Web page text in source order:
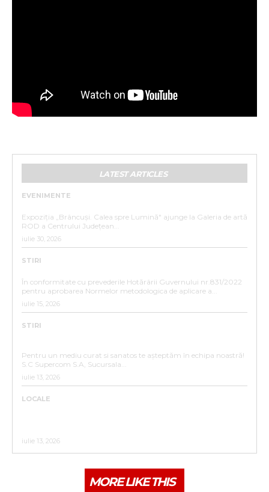
LATEST ARTICLES
EVENIMENTE
Expoziția „Brâncuși. Calea spre Lumină" ajunge la Galeria de artă
ROD a Centrului Județean...
iulie 30, 2026
STIRI
În conformitate cu prevederile Hotărârii Guvernului nr.831/2022
pentru aprobarea Normelor metodologica de aplicare a...
iulie 15, 2026
STIRI
Pentru un mediu curat si sanatos te așteptăm în echipa noastră!
S.C Supercom S.A, Sucursala...
iulie 13, 2026
LOCALE
iulie 13, 2026
MORE LIKE THIS